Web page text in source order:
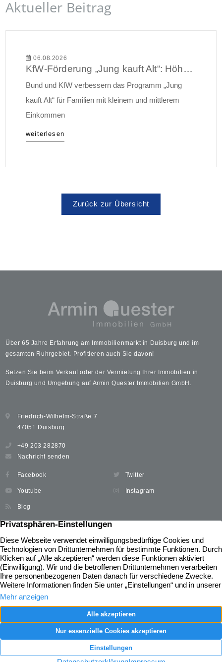
Aktueller Beitrag
06.08.2026
KfW-Förderung „Jung kauft Alt“: Höhere Kredite ab August 2026
Bund und KfW verbessern das Programm „Jung
kauft Alt“ für Familien mit kleinem und mittlerem
Einkommen
weiterlesen
Zurück zur Übersicht
Über 65 Jahre Erfahrung am Immobilienmarkt in Duisburg und im
gesamten Ruhrgebiet. Profitieren auch Sie davon!
Setzen Sie beim Verkauf oder der Vermietung Ihrer Immobilien in
Duisburg und Umgebung auf Armin Quester Immobilien GmbH.
Friedrich-Wilhelm-Straße 7
47051 Duisburg
+49 203 282870
Nachricht senden
Facebook Twitter
Youtube Instagram
Blog
Immobilien Widerrufsbelehrung
Unser Service News
Immobilie verkaufen Kontakt
Immobilie kaufen
Immobilie bewerten Datenschutz